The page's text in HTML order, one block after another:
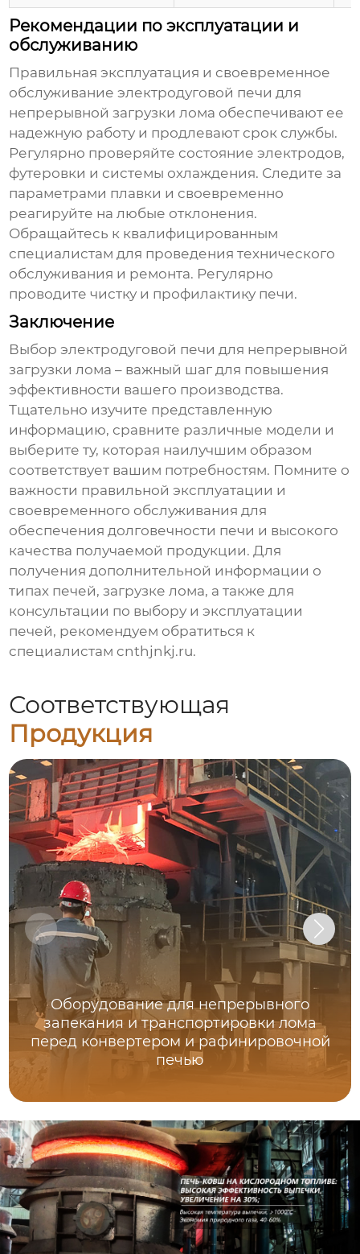
Рекомендации по эксплуатации и
обслуживанию
Правильная эксплуатация и своевременное
обслуживаниеэлектродуговой печи для
непрерывной загрузки лома обеспечивают ее
надежную работу и продлевают срок службы.
Регулярно проверяйте состояние электродов,
футеровки и системы охлаждения. Следите за
параметрами плавки и своевременно
реагируйте на любые отклонения.
Обращайтесь к квалифицированным
специалистам для проведения технического
обслуживания и ремонта. Регулярно
проводите чистку и профилактику печи.
Заключение
Выборэлектродуговой печи для непрерывной
загрузки лома – важный шаг для повышения
эффективности вашего производства.
Тщательно изучите представленную
информацию, сравните различные модели и
выберите ту, которая наилучшим образом
соответствует вашим потребностям. Помните о
важности правильной эксплуатации и
своевременного обслуживания для
обеспечения долговечности печи и высокого
качества получаемой продукции. Для
получения дополнительной информации о
типах печей, загрузке лома, а также для
консультации по выбору и эксплуатации
печей, рекомендуем обратиться к
специалистамcnthjnkj.ru.
Соответствующая
Продукция
Оборудование для непрерывного
запекания и транспортировки лома
перед конвертером и рафинировочной
печью